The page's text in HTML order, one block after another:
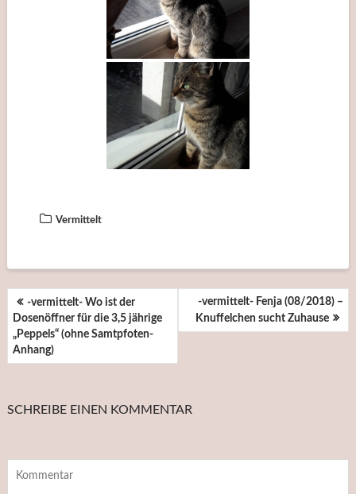
Vermittelt
BEITRAGSNAVIGATION
-vermittelt- Wo ist der
Dosenöffner für die 3,5 jährige
„Peppels“ (ohne Samtpfoten-
Anhang)
-vermittelt- Fenja (08/2018) –
Knuffelchen sucht Zuhause
SCHREIBE EINEN KOMMENTAR